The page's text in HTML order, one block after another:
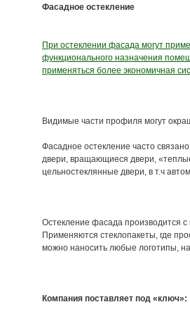
Фасадное остекление
При остеклении фасада могут
функционального назначения
применяться более экономичная
Видимые части профиля могут
Фасадное остекление часто
двери, вращающиеся двери,
цельностеклянные двери, в т.ч
Остекление фасада производится
Применяются стеклопакеты, где
можно наносить любые логотипы,
Компания поставляет под «ключ»: